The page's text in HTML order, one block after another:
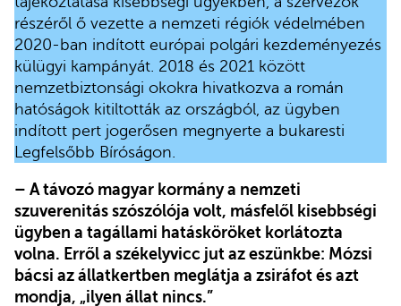
részéről ő vezette a nemzeti régiók védelmében
2020-ban indított európai polgári kezdeményezés
külügyi kampányát. 2018 és 2021 között
nemzetbiztonsági okokra hivatkozva a román
hatóságok kitiltották az országból, az ügyben
indított pert jogerősen megnyerte a bukaresti
Legfelsőbb Bíróságon.
– A távozó magyar kormány a nemzeti
szuverenitás szószólója volt, másfelől kisebbségi
ügyben a tagállami hatásköröket korlátozta
volna. Erről a székelyvicc jut az eszünkbe: Mózsi
bácsi az állatkertben meglátja a zsiráfot és azt
mondja, „ilyen állat nincs.”